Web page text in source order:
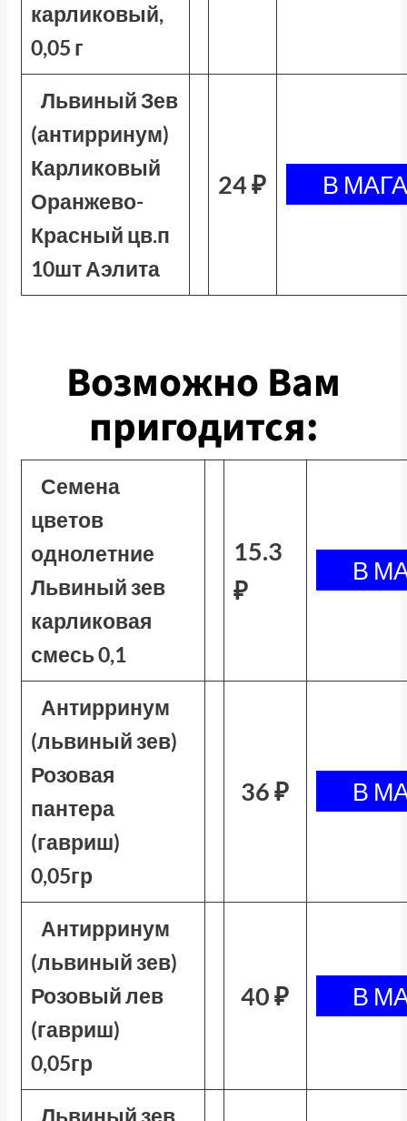
карликовый,
0,05 г
Львиный Зев
(антирринум)
Карликовый
Оранжево-
Красный цв.п
10шт Аэлита
24 ₽
Возможно Вам
пригодится:
Семена
цветов
однолетние
Львиный зев
карликовая
смесь 0,1
15.3
₽
Антирринум
(львиный зев)
Розовая
пантера
(гавриш)
0,05гр
36 ₽
Антирринум
(львиный зев)
Розовый лев
(гавриш)
0,05гр
40 ₽
Львиный зев